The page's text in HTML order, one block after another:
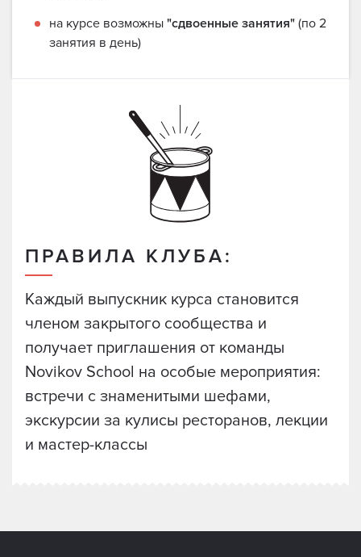
на курсе возможны "сдвоенные занятия" (по 2
занятия в день)
ПРАВИЛА КЛУБА:
Каждый выпускник курса становится
членом закрытого сообщества и
получает приглашения от команды
Novikov School на особые мероприятия:
встречи с знаменитыми шефами,
экскурсии за кулисы ресторанов, лекции
и мастер-классы